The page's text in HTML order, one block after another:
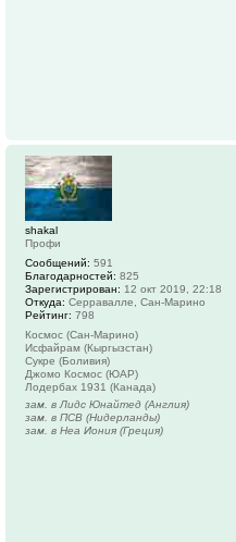
shakal
Профи
Сообщений: 591
Благодарностей: 825
Зарегистрирован: 12 окт 2019, 22:18
Откуда: Серравалле, Сан-Марино
Рейтинг: 798
Космос (Сан-Марино)
Исфайрам (Кыргызстан)
Сукре (Боливия)
Джомо Космос (ЮАР)
Лодербах 1931 (Канада)
зам. в Лидс Юнайтед (Англия)
зам. в ПСВ (Нидерланды)
зам. в Неа Иония (Греция)